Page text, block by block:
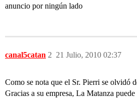
anuncio por ningún lado
canal5catan 21 Julio, 2010 02:37
2
Como se nota que el Sr. Pierri se olvidó
Gracias a su empresa, La Matanza